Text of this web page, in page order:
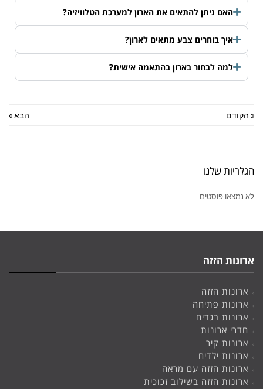
האם ניתן להתאים את הארון למערכת הטלוויזיה?
איך בוחרים צבע מתאים לארון?
למה לבחור בארון בהתאמה אישית?
« הקודם הבא »
הגלריות שלנו
לא נמצאו פוסטים.
ארונות הזזה
ארונות הזזה
ארונות פתיחה
ארונות בגדים
חדרי ארונות
ארונות קיר
ארונות ילדים
ארונות הזזה עם מראה
ארונות הזזה בשילוב זכוכית